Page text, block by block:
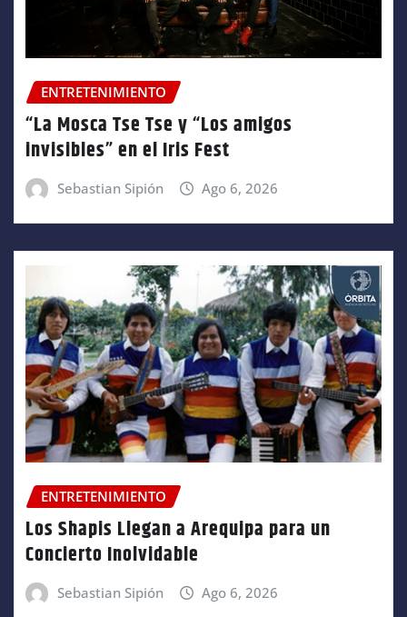
ENTRETENIMIENTO
“La Mosca Tse Tse y “Los amigos
invisibles” en el Iris Fest
Sebastian Sipión Ago 6, 2026
ENTRETENIMIENTO
Los Shapis Llegan a Arequipa para un
Concierto Inolvidable
Sebastian Sipión Ago 6, 2026